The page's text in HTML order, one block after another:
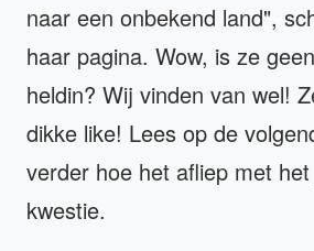
naar een onbekend land",
haar pagina. Wow, is ze
heldin? Wij vinden van wel!
dikke like! Lees op de
verder hoe het afliep met
kwestie.